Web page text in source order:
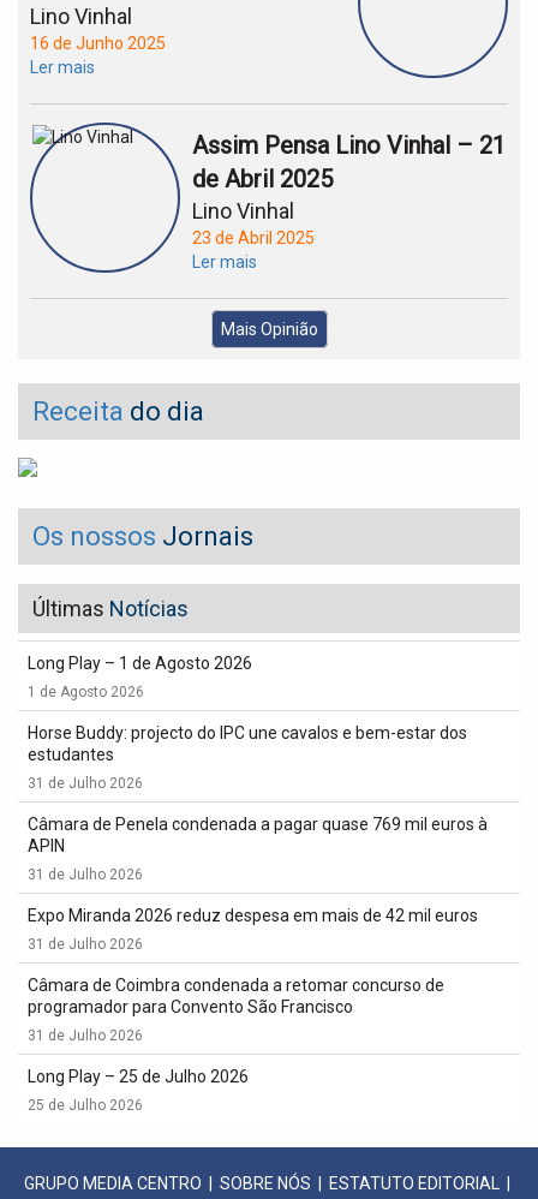
Lino Vinhal
16 de Junho 2025
Ler mais
Assim Pensa Lino Vinhal – 21
de Abril 2025
Lino Vinhal
23 de Abril 2025
Ler mais
Mais Opinião
Receita do dia
Os nossos Jornais
Últimas Notícias
Long Play – 1 de Agosto 2026
1 de Agosto 2026
Horse Buddy: projecto do IPC une cavalos e bem-estar dos
estudantes
31 de Julho 2026
Câmara de Penela condenada a pagar quase 769 mil euros à
APIN
31 de Julho 2026
Expo Miranda 2026 reduz despesa em mais de 42 mil euros
31 de Julho 2026
Câmara de Coimbra condenada a retomar concurso de
programador para Convento São Francisco
31 de Julho 2026
Long Play – 25 de Julho 2026
25 de Julho 2026
GRUPO MEDIA CENTRO SOBRE NÓS ESTATUTO EDITORIAL